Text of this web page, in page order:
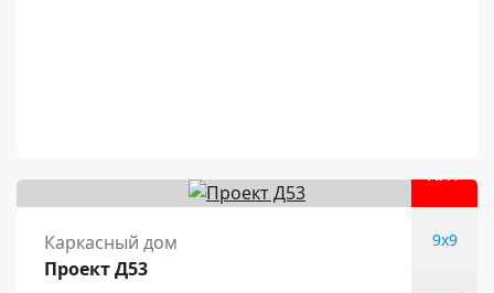
ХИТ
Каркасный дом
Проект Д53
9x9